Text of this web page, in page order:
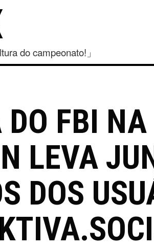
do campeonato!」
DO FBI
LEVA
DOS